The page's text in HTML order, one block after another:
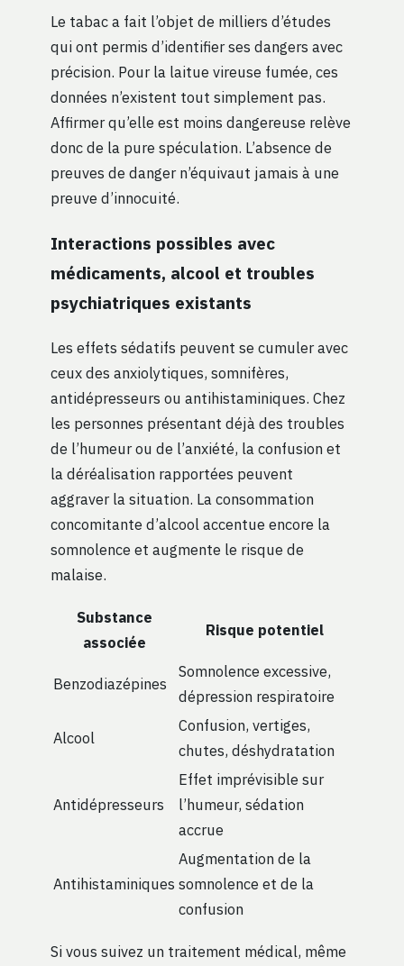
Le tabac a fait l’objet de milliers d’études
qui ont permis d’identifier ses dangers avec
précision. Pour la laitue vireuse fumée, ces
données n’existent tout simplement pas.
Affirmer qu’elle est moins dangereuse relève
donc de la pure spéculation. L’absence de
preuves de danger n’équivaut jamais à une
preuve d’innocuité.
Interactions possibles avec
médicaments, alcool et troubles
psychiatriques existants
Les effets sédatifs peuvent se cumuler avec
ceux des anxiolytiques, somnifères,
antidépresseurs ou antihistaminiques. Chez
les personnes présentant déjà des troubles
de l’humeur ou de l’anxiété, la confusion et
la déréalisation rapportées peuvent
aggraver la situation. La consommation
concomitante d’alcool accentue encore la
somnolence et augmente le risque de
malaise.
Substance
associée
Risque potentiel
Benzodiazépines
Somnolence excessive,
dépression respiratoire
Alcool
Confusion, vertiges,
chutes, déshydratation
Antidépresseurs
Effet imprévisible sur
l’humeur, sédation
accrue
Antihistaminiques
Augmentation de la
somnolence et de la
confusion
Si vous suivez un traitement médical, même